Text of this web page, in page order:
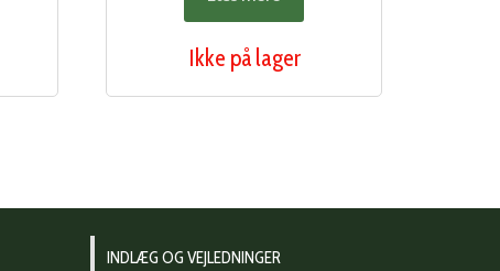
Ikke på lager
INDLÆG OG VEJLEDNINGER